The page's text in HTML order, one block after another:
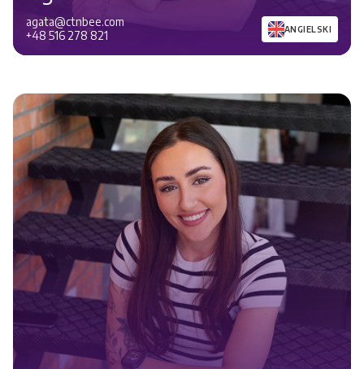
agata@ctnbee.com
+48 516 278 821
ANGIELSKI